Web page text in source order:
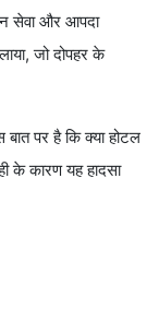
सेवा और आपदा
जो दोपहर के
पर है कि क्या होटल
के कारण यह हादसा